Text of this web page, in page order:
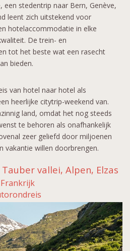
een stedentrip naar Bern, Genève,
leent zich uitstekend voor
hotelaccommodatie in elke
De trein- en
tot het beste wat een rasecht
bieden.
van hotel naar hotel als
heerlijke citytrip-weekend van.
land, omdat het nog steeds
te behoren als onafhankelijk
zeer geliefd door miljoenen
vakantie willen doorbrengen.
vallei, Alpen, Elzas